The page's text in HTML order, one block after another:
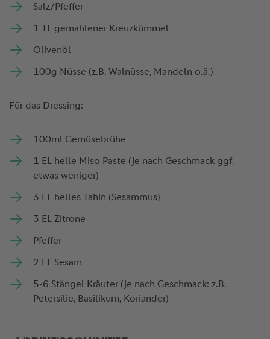
Salz/Pfeffer
1 TL gemahlener Kreuzkümmel
Olivenöl
100g Nüsse (z.B. Walnüsse, Mandeln o.ä.)
Für das Dressing:
100ml Gemüsebrühe
1 EL helle Miso Paste (je nach Geschmack ggf.
etwas weniger)
3 EL helles Tahin (Sesammus)
3 EL Zitrone
Pfeffer
2 EL Sesam
5-6 Stängel Kräuter (je nach Geschmack: z.B.
Petersilie, Basilikum, Koriander)